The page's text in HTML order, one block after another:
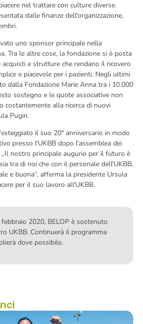
nel trattare con culture diverse.
dalle finanze dell'organizzazione,
uno sponsor principale nella
Tra le altre cose, la fondazione si è posta
e strutture che rendano il ricovero
e piacevole per i pazienti. Negli ultimi
dalla Fondazione Marie Anna tra i 10.000
sostegno e le quote associative non
costantemente alla ricerca di nuovi
Pugin.
il suo 20° anniversario in modo
presso l'UKBB dopo l'assemblea dei
nostro principale augurio per il futuro è
tra di noi che con il personale dell'UKBB,
e buona“, afferma la presidente Ursula
per il suo lavoro all'UKBB.
febbraio 2020, BELOP è sostenuto
UKBB. Continuerà il programma
dove possibile.